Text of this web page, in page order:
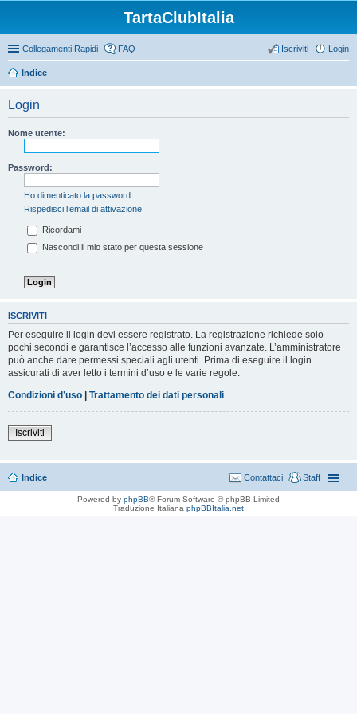
TartaClubItalia
Collegamenti Rapidi FAQ Login
Iscriviti
Indice
Login
Nome utente:
Password:
Ho dimenticato la password
Rispedisci l’email di attivazione
Ricordami
Nascondi il mio stato per questa sessione
ISCRIVITI
Per eseguire il login devi essere registrato. La registrazione richiede solo
pochi secondi e garantisce l’accesso alle funzioni avanzate. L’amministratore
può anche dare permessi speciali agli utenti. Prima di eseguire il login
assicurati di aver letto i termini d’uso e le varie regole.
Condizioni d’uso | Trattamento dei dati personali
Iscriviti
Indice Staff
Contattaci
Powered by phpBB® Forum Software © phpBB Limited
Traduzione Italiana phpBBItalia.net